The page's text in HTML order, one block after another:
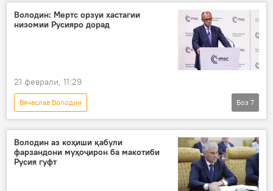
Думаи давлатӣ
Володин: Мертс орзуи хастагии
низомии Русияро дорад
21 феврали, 11:29
Вячеслав Володин
Амалиёти вижаи Русия барои ҳимояи Донбасс: охирин хабарҳо
Олмон
Русия
Олмон
садри аъзами Олмон
Боз 7
Володин аз коҳиши қабули
фарзандони муҳоҷирон ба макотиби
Русия гуфт